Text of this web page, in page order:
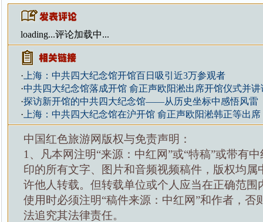
loading...评论加载中...
·上海：中共四大纪念馆开馆百日吸引近3万参观者
·中共四大纪念馆落成开馆 俞正声欧阳淞出席开馆仪式并讲
·探访新开馆的中共四大纪念馆——从历史坐标中感悟风雷
·上海：中共四大纪念馆在沪开馆 俞正声欧阳淞韩正等出席
中国红色旅游网版权与免责声明：
1、凡本网注明“来源：中红网”或“特稿”或带有
印的所有文字、图片和音频视频稿件，版权均属
许他人转载。但转载单位或个人应当在正确范围
使用时必须注明“稿件来源：中红网”和作者，否
法追究其法律责任。